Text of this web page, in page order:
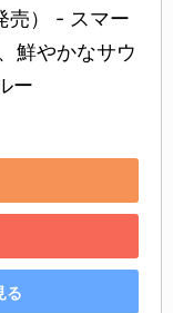
売） - スマー
鮮やかなサウ
ー
る